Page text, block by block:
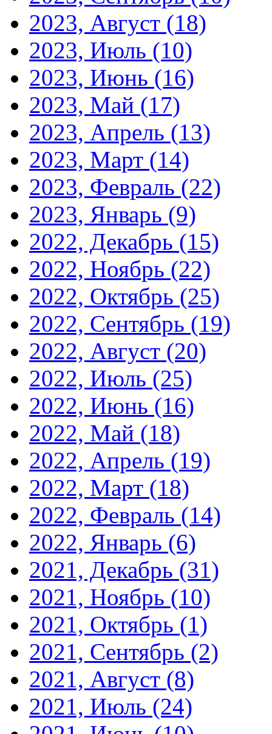
2023, Август (18)
2023, Июль (10)
2023, Июнь (16)
2023, Май (17)
2023, Апрель (13)
2023, Март (14)
2023, Февраль (22)
2023, Январь (9)
2022, Декабрь (15)
2022, Ноябрь (22)
2022, Октябрь (25)
2022, Сентябрь (19)
2022, Август (20)
2022, Июль (25)
2022, Июнь (16)
2022, Май (18)
2022, Апрель (19)
2022, Март (18)
2022, Февраль (14)
2022, Январь (6)
2021, Декабрь (31)
2021, Ноябрь (10)
2021, Октябрь (1)
2021, Сентябрь (2)
2021, Август (8)
2021, Июль (24)